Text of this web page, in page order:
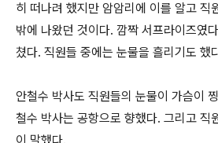
히 떠나려 했지만 암암리에 이를 알고 직
밖에 나왔던 것이다. 깜짝 서프라이즈였
쳤다. 직원들 중에는 눈물을 흘리기도 했
안철수 박사도 직원들의 눈물이 가슴이
철수 박사는 공항으로 향했다. 그리고 직